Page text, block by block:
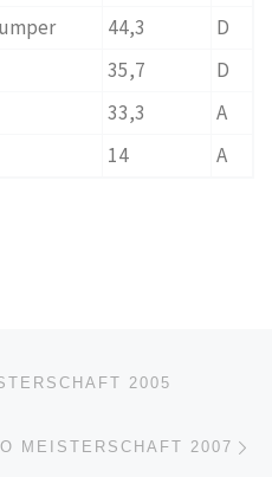
44,3
D
35,7
D
33,3
A
14 A
2005
MEISTERSCHAFT 2007